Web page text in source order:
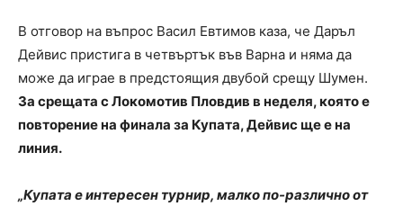
В отговор на въпрос Васил Евтимов каза, че Даръл
Дейвис пристига в четвъртък във Варна и няма да
може да играе в предстоящия двубой срещу Шумен.
За срещата с Локомотив Пловдив в неделя, която е
повторение на финала за Купата, Дейвис ще е на
линия.
„Купата е интересен турнир, малко по-различно от